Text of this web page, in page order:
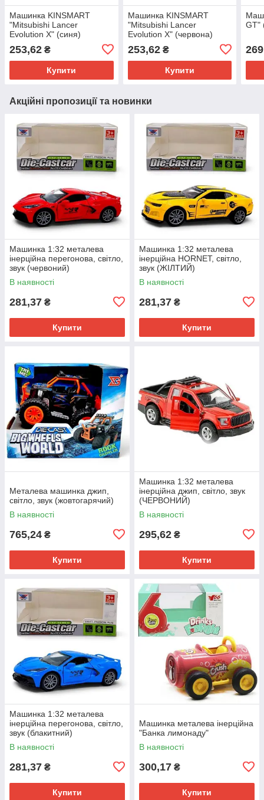
Машинка KINSMART
"Mitsubishi Lancer
Evolution X" (синя)
253,62 ₴
Купити
Машинка KINSMART
"Mitsubishi Lancer
Evolution X" (червона)
253,62₴
Купити
GT"
Акційні пропозиції та новинки
Машинка 1:32 металева
інерційна перегонова, світло,
звук (червоний)
В наявності
281,37 ₴
Купити
Машинка 1:32 металева
інерційна HORNET, світло,
звук (ЖІЛТИЙ)
В наявності
281,37 ₴
Купити
Металева машинка джип,
світло, звук (жовтогарячий)
В наявності
765,24 ₴
Купити
Машинка 1:32 металева
інерційна джип, світло, звук
(ЧЕРВОНИЙ)
В наявності
295,62 ₴
Купити
Машинка 1:32 металева
інерційна перегонова, світло,
звук (блакитний)
В наявності
281,37 ₴
Купити
Машинка металева інерційна
"Банка лимонаду"
В наявності
300,17 ₴
Купити